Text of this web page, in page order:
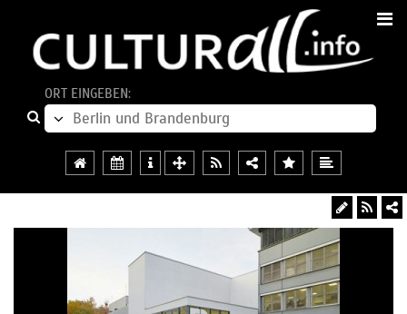
ORT EINGEBEN: